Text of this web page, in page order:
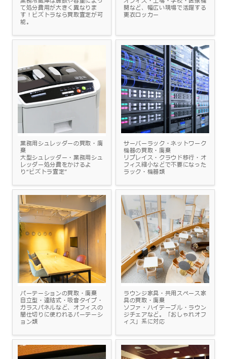
て処分費用が大きく異なりま
す！ビズトラなら買取査定が可
能。
関など、幅広い現場で活躍する
更衣ロッカー
業務用シュレッダーの買取・廃
棄
大型シュレッダー・業務用シュ
レッダー処分費をかけるよ
り“ビズトラ査定”
サーバーラック・ネットワーク
機器の買取・廃棄
リプレイス・クラウド移行・オ
フィス縮小などで不要になった
ラック・機器類
パーテーションの買取・廃棄
自立型・連結式・吸音タイプ・
ガラスパネルなど、オフィスの
間仕切りに使われるパーテーシ
ョン類
ラウンジ家具・共用スペース家
具の買取・廃棄
ソファ・ハイテーブル・ラウン
ジチェアなど。「おしゃれオフ
ィス」系に対応